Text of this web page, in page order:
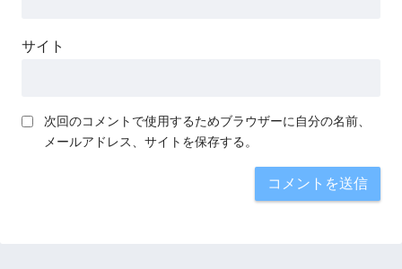
サイト
次回のコメントで使用するためブラウザーに自分の名前、
メールアドレス、サイトを保存する。